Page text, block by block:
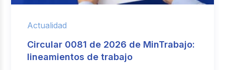
Actualidad
Circular 0081 de 2026 de MinTrabajo:
lineamientos de trabajo